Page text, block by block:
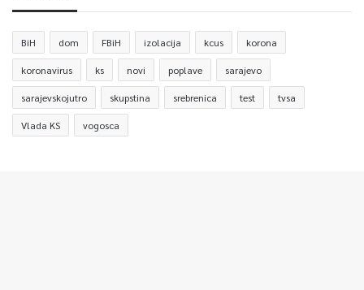
BiH dom FBiH izolacija kcus korona
koronavirus ks novi poplave sarajevo
sarajevskojutro skupstina srebrenica test tvsa
Vlada KS vogosca